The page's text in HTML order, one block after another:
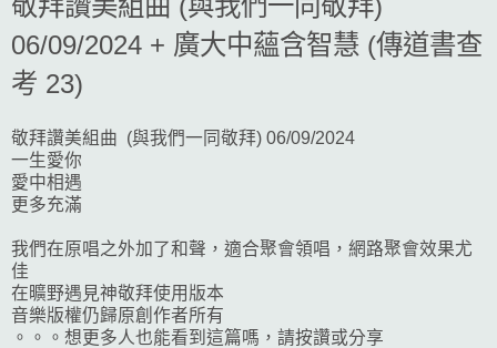
敬拜讚美組曲 (與我們一同敬拜)
06/09/2024 + 廣大中蘊含智慧 (傳道書查
考 23)
敬拜讚美組曲 (與我們一同敬拜) 06/09/2024
一生愛你
愛中相遇
更多充滿
我們在原唱之外加了和聲，適合聚會領唱，網路聚會效果尤
佳
在曠野遇見神敬拜使用版本
音樂版權仍歸原創作者所有
。。。想更多人也能看到這篇嗎，請按讚或分享